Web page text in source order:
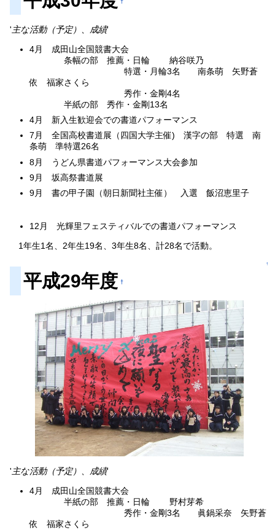
†
' 主な活動（予定）、成績'
4月 成田山全国競書大会
条幅の部 推薦・日輪 納谷咲乃
特選・月輪3名 南条萌 矢野蒼
依 福家さくら
秀作・金剛4名
半紙の部 秀作・金剛13名
4月 新入生歓迎会での書道パフォーマンス
7月 全国高校書道展（四国大学主催) 漢字の部 特選 南
条萌 準特選26名
8月 うどん県書道パフォーマンス大会参加
9月 坂高祭書道展
9月 書の甲子園（朝日新聞社主催） 入選 飯沼恵里子
12月 光輝里フェスティバルでの書道パフォーマンス
1年生1名、2年生19名、3年生8名、計28名で活動。
↑
平成29年度 †
' 主な活動（予定）、成績'
4月 成田山全国競書大会
半紙の部 推薦・日輪 野村芽希
秀作・金剛3名 眞鍋采奈 矢野蒼
依 福家さくら